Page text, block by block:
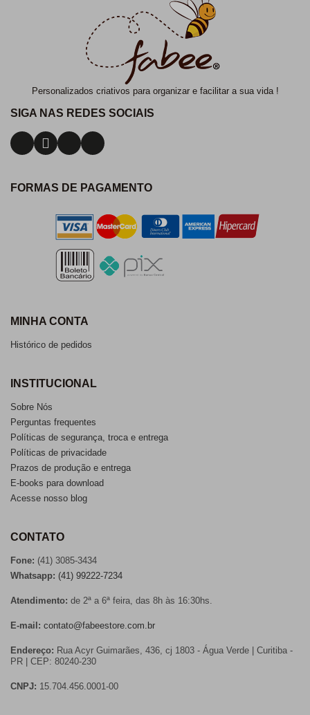
Personalizados criativos para organizar e facilitar a sua vida !
SIGA NAS REDES SOCIAIS
FORMAS DE PAGAMENTO
MINHA CONTA
Histórico de pedidos
INSTITUCIONAL
Sobre Nós
Perguntas frequentes
Políticas de segurança, troca e entrega
Políticas de privacidade
Prazos de produção e entrega
E-books para download
Acesse nosso blog
CONTATO
Fone: (41) 3085-3434
Whatsapp: (41) 99222-7234
Atendimento: de 2ª a 6ª feira, das 8h às 16:30hs.
E-mail: contato@fabeestore.com.br
Endereço: Rua Acyr Guimarães, 436, cj 1803 - Água Verde | Curitiba -
PR | CEP: 80240-230
CNPJ: 15.704.456.0001-00